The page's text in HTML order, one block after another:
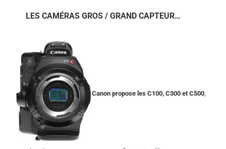
LES CAMÉRAS GROS / GRAND CAPTEUR…
Canon propose les C100, C300 et C500,